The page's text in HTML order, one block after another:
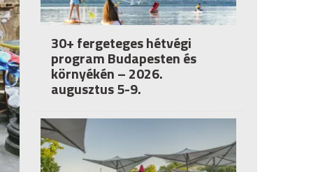
30+ fergeteges hétvégi
program Budapesten és
környékén – 2026.
augusztus 5-9.